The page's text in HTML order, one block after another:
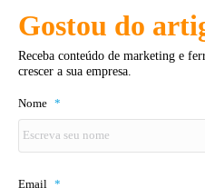
Gostou do
Receba conteúdo de marketing e
crescer a sua empresa.
Nome *
Email *